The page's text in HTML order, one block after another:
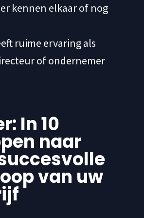
kennen elkaar of nog
ruime ervaring als
of ondernemer
In 10
naar
van uw